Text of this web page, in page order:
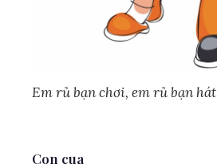
Em rủ bạn chơi, em rủ bạn hát
Con cua